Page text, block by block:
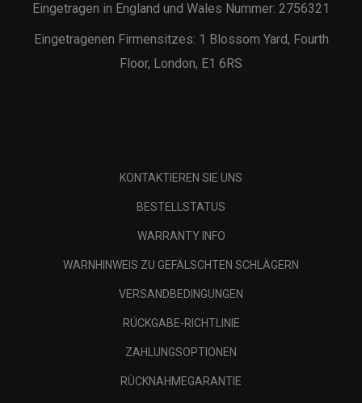
Eingetragen in England und Wales Nummer: 2756321
Eingetragenen Firmensitzes: 1 Blossom Yard, Fourth
Floor, London, E1 6RS
KONTAKTIEREN SIE UNS
BESTELLSTATUS
WARRANTY INFO
WARNHINWEIS ZU GEFÄLSCHTEN SCHLÄGERN
VERSANDBEDINGUNGEN
RÜCKGABE-RICHTLINIE
ZAHLUNGSOPTIONEN
RÜCKNAHMEGARANTIE